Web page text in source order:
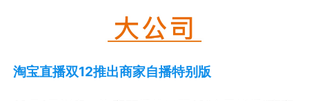
淘宝直播双12推出商家自播特别版